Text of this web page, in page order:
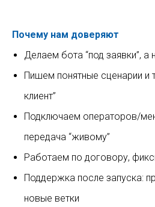
Почему нам доверяют
Делаем бота “под заявки”,
Пишем понятные сценарии и
клиент”
Подключаем операторов/
передача “живому”
Работаем по договору,
Поддержка после запуска:
новые ветки